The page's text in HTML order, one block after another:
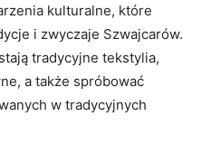
kulturalne, które
i zwyczaje Szwajcarów.
tradycyjne tekstylia,
a także spróbować
w tradycyjnych